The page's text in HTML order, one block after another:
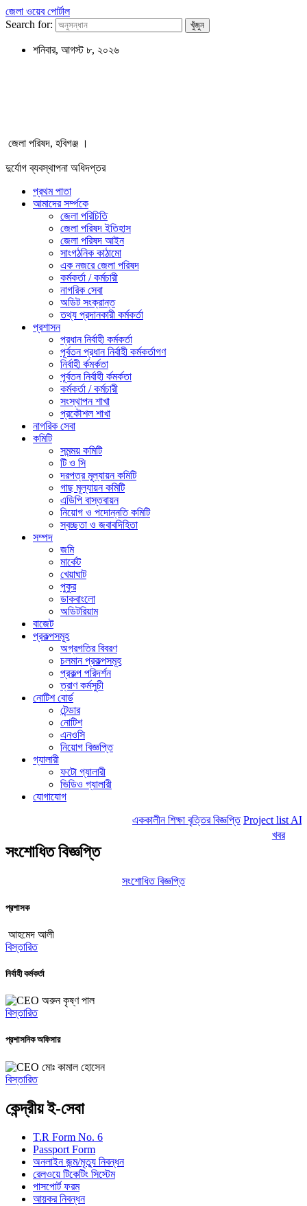
জেলা ওয়েব পোর্টাল
Search for:
শনিবার, আগস্ট ৮, ২০২৬
জেলা পরিষদ, হবিগঞ্জ ।
দুর্যোগ ব্যবস্থাপনা অধিদপ্তর
প্রথম পাতা
আমাদের সর্ম্পকে
জেলা পরিচিতি
জেলা পরিষদ ইতিহাস
জেলা পরিষদ আইন
সাংগঠনিক কাঠামো
এক নজরে জেলা পরিষদ
কর্মকর্তা / কর্মচারী
নাগরিক সেবা
অডিট সংক্রান্ত
তথ্য প্রদানকারী কর্মকর্তা
প্রশাসন
প্রধান নির্বাহী কর্মকর্তা
পূর্বতন প্রধান নির্বাহী কর্মকর্তাগণ
নির্বাহী র্কমর্কতা
পূর্বতন নির্বাহী র্কমর্কতা
কর্মকর্তা / কর্মচারী
সংস্থাপন শাখা
প্রকৌশল শাখা
নাগরিক সেবা
কমিটি
সমন্ময় কমিটি
টি ও সি
দরপত্র মূল্যায়ন কমিটি
গাছ মূল্যায়ন কমিটি
এডিপি বাস্তবায়ন
নিয়োগ ও পদোন্নতি কমিটি
স্বচ্ছতা ও জবাবদিহিতা
সম্পদ
জমি
মার্কেট
খেয়াঘাট
পুকুর
ডাকবাংলো
অডিটরিয়াম
বাজেট
প্রকল্পসমূহ
অগ্রগতির বিবরণ
চলমান প্রকল্পসমূহ
প্রকল্প পরিদর্শন
ত্রাণ কর্মসুচী
নোটিশ বোর্ড
টেন্ডার
নোটিশ
এনওসি
নিয়োগ বিজ্ঞপ্তি
গ্যালারী
ফটো গ্যালারী
ভিডিও গ্যালারী
যোগাযোগ
এককালীন শিক্ষা বৃত্তির বিজ্ঞপ্তি Project list
খবর
সংশোধিত বিজ্ঞপ্তি
সংশোধিত বিজ্ঞপ্তি
প্রশাসক
আহমেদ আলী
বিস্তারিত
নির্বাহী কর্মকর্তা
অরুন কৃষ্ণ পাল
বিস্তারিত
প্রশাসনিক অফিসার
মোঃ কামাল হোসেন
বিস্তারিত
কেন্দ্রীয় ই-সেবা
T.R Form No. 6
Passport Form
অনলাইন জন্ম/মৃত্যু নিবন্ধন
রেলওয়ে টিকেটিং সিস্টেম
পাসপোর্ট ফরম
আয়কর নিবন্ধন